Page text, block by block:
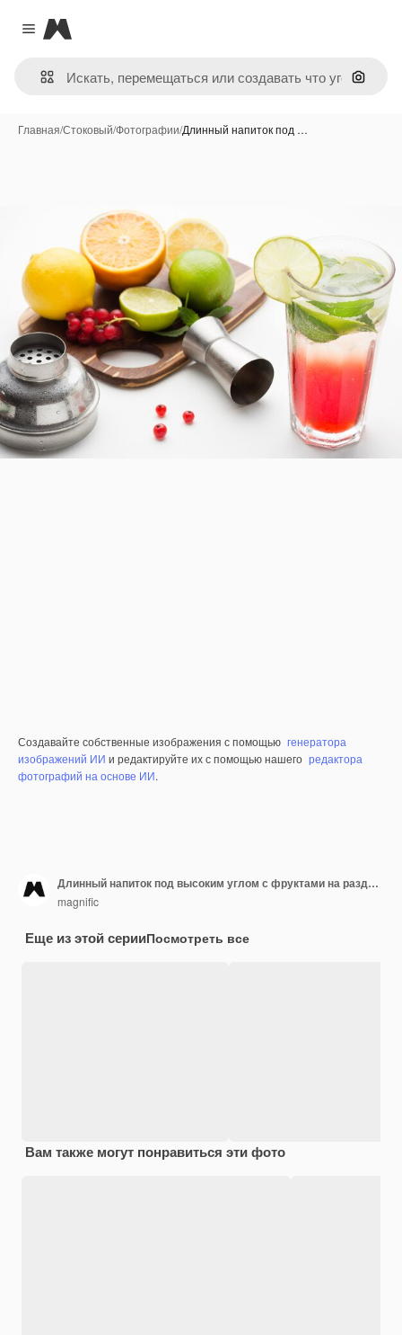
Close menu
Magnific
Поиск
Главная/Стоковый/Фотографии/Длинный напиток под …
Создавайте собственные изображения с помощью генератора
изображений ИИ и редактируйте их с помощью нашего редактора
фотографий на основе ИИ.
Длинный напиток под высоким углом с фруктами на разделочной доске
magnific
Еще из этой серииПосмотреть все
Вам также могут понравиться эти фото